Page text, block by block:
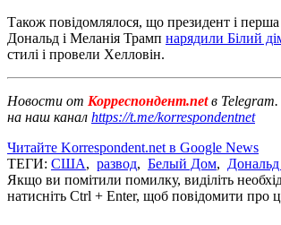
Також повідомлялося, що президент і
Дональд і Меланія Трамп нарядили Білий
стилі і провели Хелловін.
Новости от Корреспондент.netв
на наш канал https://t.me/korrespondentnet
Читайте Korrespondent.net в Google News
ТЕГИ: США, развод, Белый Дом,
Якщо ви помітили помилку, виділіть
натисніть Ctrl + Enter, щоб повідомити про